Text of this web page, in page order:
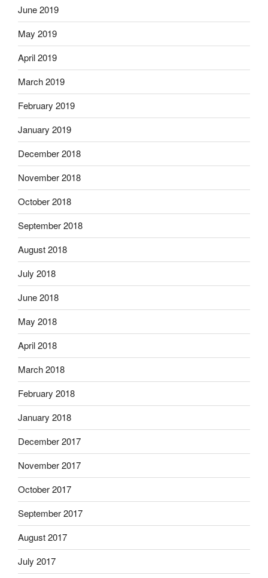
June 2019
May 2019
April 2019
March 2019
February 2019
January 2019
December 2018
November 2018
October 2018
September 2018
August 2018
July 2018
June 2018
May 2018
April 2018
March 2018
February 2018
January 2018
December 2017
November 2017
October 2017
September 2017
August 2017
July 2017